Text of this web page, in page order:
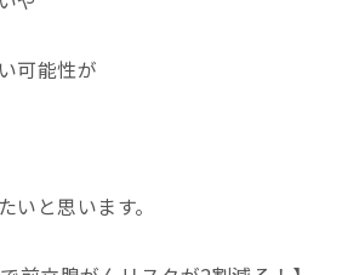
可能性が
いと思います。